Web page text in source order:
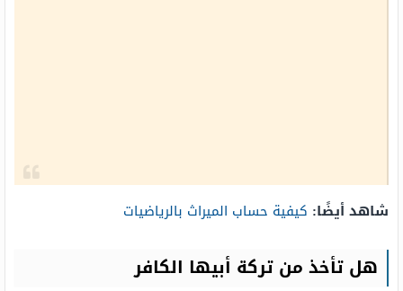
شاهد أيضًا: كيفية حساب الميراث بالرياضيات
هل تأخذ من تركة أبيها الكافر